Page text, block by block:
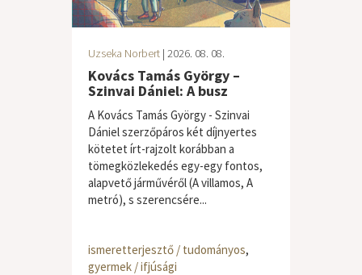
Uzseka Norbert | 2026. 08. 08.
Kovács Tamás György –
Szinvai Dániel: A busz
A Kovács Tamás György - Szinvai
Dániel szerzőpáros két díjnyertes
kötetet írt-rajzolt korábban a
tömegközlekedés egy-egy fontos,
alapvető járművéről (A villamos, A
metró), s szerencsére...
ismeretterjesztő / tudományos,
gyermek / ifjúsági